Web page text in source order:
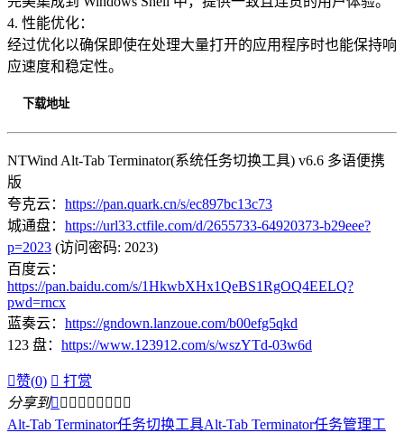
4. 性能优化：
经过优化以确保即使在处理大量打开的应用程序时也能保持响
应速度和稳定性。
下载地址
NTWind Alt-Tab Terminator(系统任务切换工具) v6.6 多语便携
版
夸克云： https://pan.quark.cn/s/ec897bc13c73
城通盘： https://url33.ctfile.com/d/2655733-64920373-b29eee?
p=2023 (访问密码: 2023)
百度云：
https://pan.baidu.com/s/1HkwbXHx1QeBS1RgOQ4EELQ?
pwd=rncx
蓝奏云： https://gndown.lanzoue.com/b00efg5qkd
123 盘： https://www.123912.com/s/wszYTd-03w6d
赞(0)  打赏
分享到        
Alt-Tab Terminator任务切换工具Alt-Tab Terminator任务管理工